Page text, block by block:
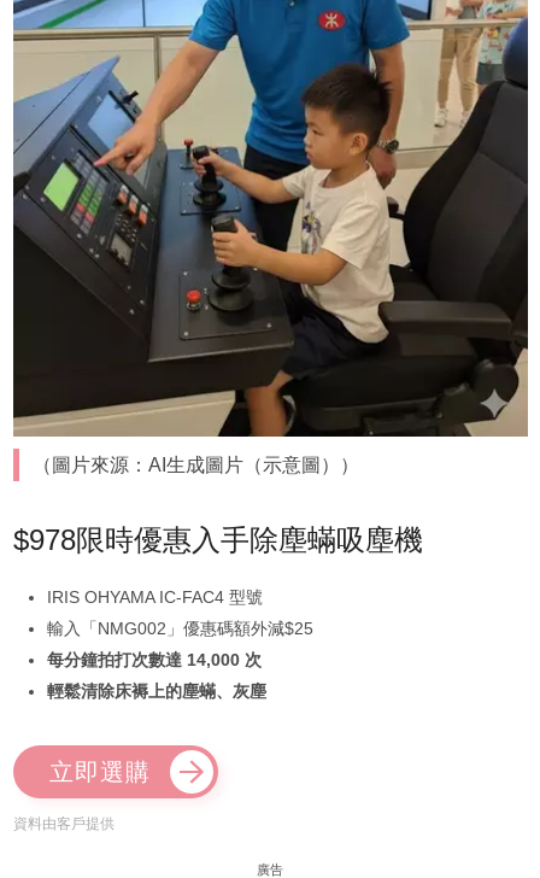
（圖片來源：AI生成圖片（示意圖））
$978限時優惠入手除塵蟎吸塵機
IRIS OHYAMA IC-FAC4 型號
輸入「NMG002」優惠碼額外減$25
每分鐘拍打次數達 14,000 次
輕鬆清除床褥上的塵蟎、灰塵
立即選購
資料由客戶提供
廣告